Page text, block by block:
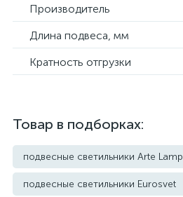
Производитель
Длина подвеса, мм
Кратность отгрузки
Товар в подборках:
подвесные светильники Arte Lamp
подвесные светильники Eurosvet